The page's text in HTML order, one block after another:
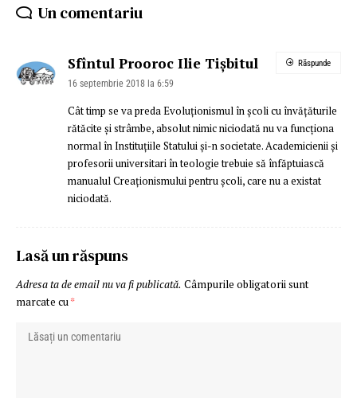
Un comentariu
Sfîntul Prooroc Ilie Tișbitul
16 septembrie 2018 la 6:59
Cât timp se va preda Evoluționismul în școli cu învățăturile
rătăcite și strâmbe, absolut nimic niciodată nu va funcționa
normal în Instituțiile Statului și-n societate. Academicienii și
profesorii universitari în teologie trebuie să înfăptuiască
manualul Creaționismului pentru școli, care nu a existat
niciodată.
Răspunde
Lasă un răspuns
Adresa ta de email nu va fi publicată. Câmpurile obligatorii sunt
marcate cu*